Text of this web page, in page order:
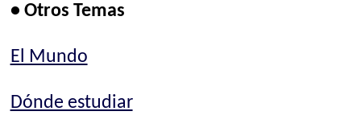
• Otros Temas
El Mundo
Dónde estudiar